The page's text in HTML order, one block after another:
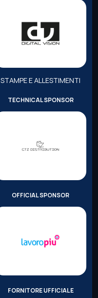
STAMPE E ALLESTIMENTI
TECHNICAL SPONSOR
OFFICIAL SPONSOR
FORNITORE UFFICIALE